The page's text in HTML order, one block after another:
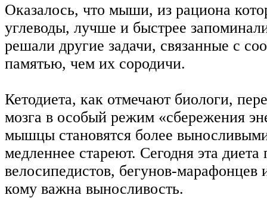
Оказалось, что мыши, из рациона
углеводы, лучше и быстрее
решали другие задачи, связанные с
памятью, чем их сородичи.
Кетодиета, как отмечают биологи,
мозга в особый режим «сбережения
мышцы становятся более
медленнее стареют. Сегодня эта
велосипедистов, бегунов-марафонцев
кому важна выносливость.